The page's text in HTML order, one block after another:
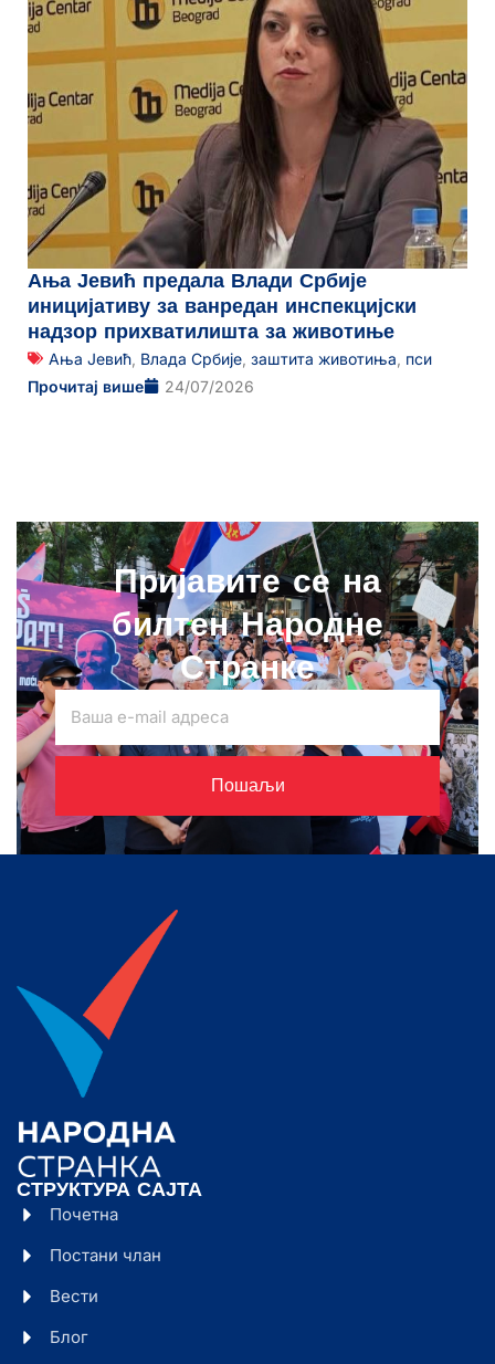
Ања Јевић предала Влади Србије
иницијативу за ванредан инспекцијски
надзор прихватилишта за животиње
Ања Јевић Влада Србије заштита животиња пси
Прочитај више
24/07/2026
Пријавите се на
билтен Народне
Странке
Пошаљи
СТРУКТУРА САЈТА
Почетна
Постани члан
Вести
Блог